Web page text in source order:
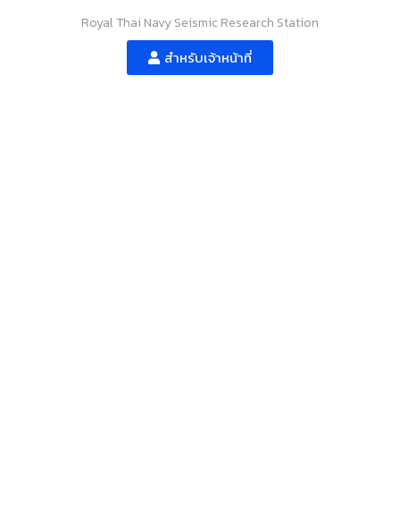
Royal Thai Navy Seismic Research Station
สำหรับเจ้าหน้าที่